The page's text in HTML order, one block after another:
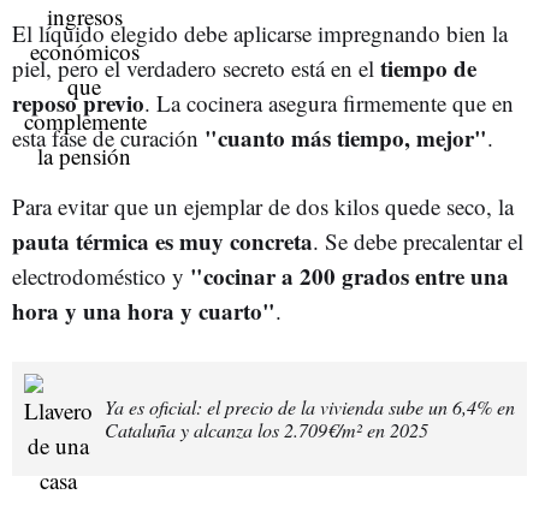
El líquido elegido debe aplicarse impregnando bien la
piel, pero el verdadero secreto está en el tiempo de
reposo previo. La cocinera asegura firmemente que en
esta fase de curación "cuanto más tiempo, mejor".
Para evitar que un ejemplar de dos kilos quede seco, la
pauta térmica es muy concreta. Se debe precalentar el
electrodoméstico y "cocinar a 200 grados entre una
hora y una hora y cuarto".
Ya es oficial: el precio de la vivienda sube un 6,4% en
Cataluña y alcanza los 2.709€/m² en 2025